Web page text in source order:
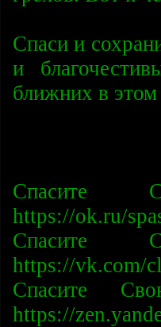
Спаси и
и
ближних в
https://ok.ru/
https://vk.com/
Спасите
https://